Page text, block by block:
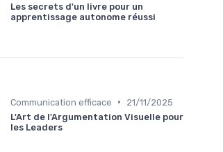
Les secrets d'un livre pour un
apprentissage autonome réussi
Communication efficace •
21/11/2025
L'Art de l'Argumentation Visuelle pour
les Leaders